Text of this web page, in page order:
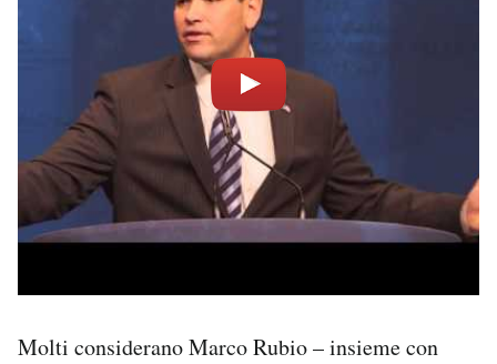
Molti considerano Marco Rubio – insieme con